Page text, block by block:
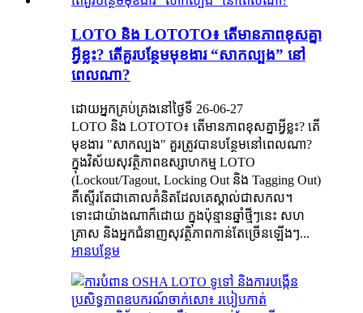
LOTO និង LOTOTO៖ តើ​មាន​ភាព​ខុស​គ្នា​
អ្វីខ្លះ? តើ​គួរ​បន្ថែម​មុខងារ “សាកល្បង” នៅ​
ពេល​ណា?
ដោយអ្នកគ្រប់គ្រងនៅថ្ងៃទី 26-06-27
LOTO និង LOTOTO៖ តើ​មាន​ភាព​ខុស​គ្នា​អ្វីខ្លះ? តើ​
មុខងារ "សាកល្បង" គួរ​ត្រូវ​បាន​បន្ថែម​នៅ​ពេល​ណា?
ក្នុង​វិស័យ​សុវត្ថិភាព​ឧស្សាហកម្ម LOTO
(Lockout/Tagout, Locking Out និង Tagging Out)
គឺ​ស្ទើរតែ​ជា​គោលគំនិត​ដែល​គេ​ស្គាល់​ជា​សកល។
ទោះជាយ៉ាងណាក៏ដោយ ក្នុងប៉ុន្មានឆ្នាំថ្មីៗនេះ សហ
គ្រាស និងអ្នកជំនាញសុវត្ថិភាពកាន់តែច្រើនឡើងៗ...
អានបន្ថែម